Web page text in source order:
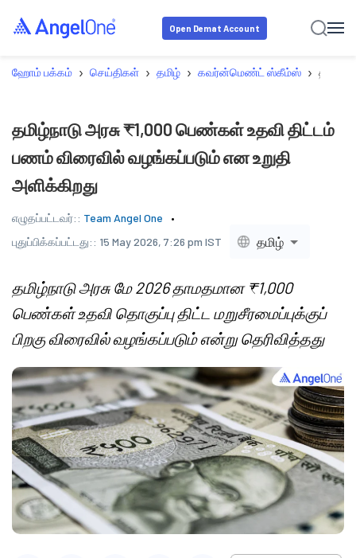
Open Demat Account
ஹோம் பக்கம் › செய்திகள் › தமிழ் › கவர்ன்மெண்ட் ஸ்கீம்ஸ் ›
தமிழ்நாடு அரசு ₹1,000 பெண்கள் உதவி திட்டம்
பணம் விரைவில் வழங்கப்படும் என உறுதி
அளிக்கிறது
எழுதப்பட்டவர்:: Team Angel One
புதுப்பிக்கப்பட்டது:: 15 May 2026, 7:26 pm IST தமிழ்
தமிழ்நாடு அரசு மே 2026 தாமதமான ₹1,000
பெண்கள் உதவி தொகுப்பு திட்ட மறுசீரமைப்புக்குப்
பிறகு விரைவில் வழங்கப்படும் என்று தெரிவித்தது